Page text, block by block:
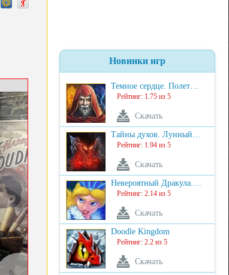
Новинки игр
Темное сердце. Полет…
Рейтинг: 1.75 из 5
Скачать
Тайны духов. Лунный…
Рейтинг: 1.94 из 5
Скачать
Невероятный Дракула.…
Рейтинг: 2.14 из 5
Скачать
Doodle Kingdom
Рейтинг: 2.2 из 5
Скачать